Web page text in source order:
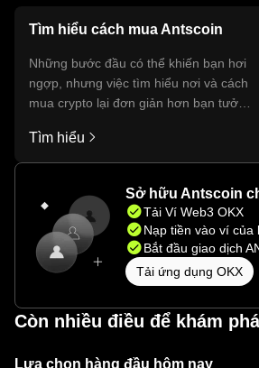
Tìm hiểu cách mua Antscoin
Những bước đầu có thể khiến bạn hơi
ngợp, nhưng việc tìm hiểu nơi và cách
mua crypto lại đơn giản hơn bạn tưởng.
dụng di động OKX hoặc ngay tại đây
trên web.
Tìm hiểu
Sở hữu Antscoin
Tải Ví Web3 OKX
Nạp tiền vào ví của
Bắt đầu giao dịch
Tải ứng dụng OKX
Còn nhiều điều để khám phá
Lựa chọn hàng đầu hôm nay